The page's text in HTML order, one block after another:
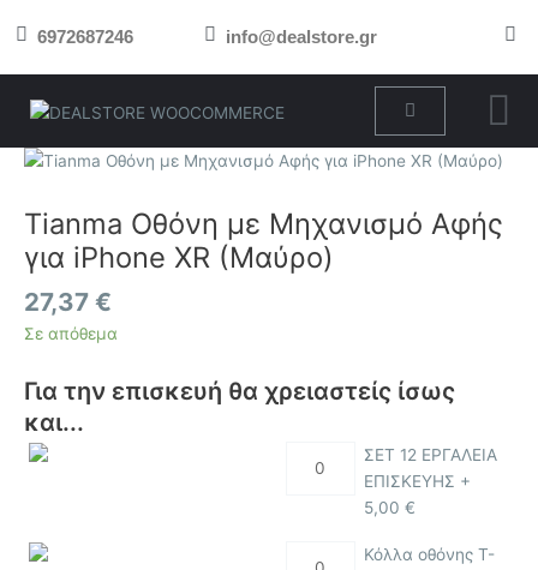
στο 6972687246 info@dealstore.gr
Cart
Tianma Οθόνη με Μηχανισμό Αφής
για iPhone XR (Μαύρο)
27,37 €
Σε απόθεμα
Για την επισκευή θα χρειαστείς ίσως
και...
ΣΕΤ 12 ΕΡΓΑΛΕΙΑ
ΕΠΙΣΚΕΥΗΣ +
5,00 €
Κόλλα οθόνης T-
Tianma
με
Μηχανισμό
Αφής
για
iPhone
XR
ποσότητα